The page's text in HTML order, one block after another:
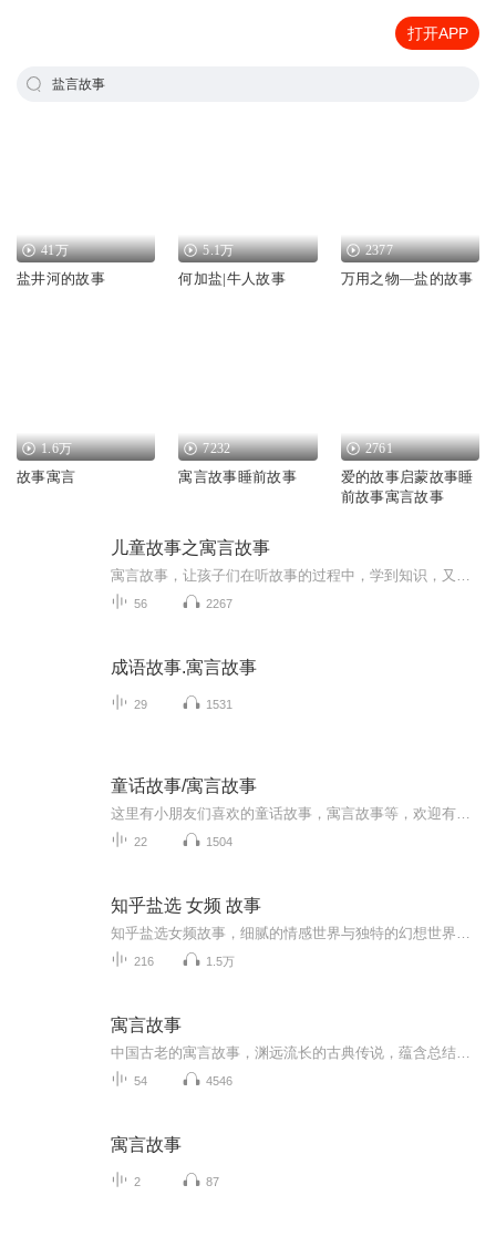
打开APP
盐言故事
41万
盐井河的故事
5.1万
何加盐|牛人故事
2377
万用之物—盐的故事
1.6万
故事寓言
7232
寓言故事睡前故事
2761
爱的故事启蒙故事睡
前故事寓言故事
儿童故事之寓言故事
56 2267
成语故事.寓言故事
29 1531
童话故事/寓言故事
22 1504
知乎盐选 女频 故事
216 1.5万
寓言故事
54 4546
寓言故事
2 87